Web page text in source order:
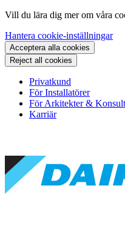
Vill du lära dig mer om våra
Hantera cookie-inställningar
Acceptera alla cookies
Reject all cookies
Privatkund
För Installatörer
För Arkitekter &
Karriär